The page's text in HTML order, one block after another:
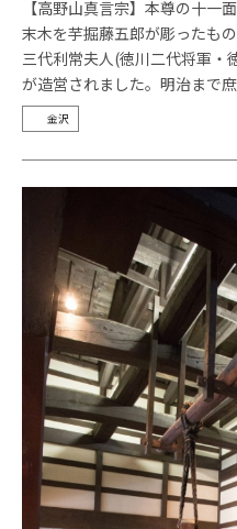
【高野山真言宗】本尊の十一
末木を芋掘藤五郎が彫ったも
三代利常夫人(徳川二代将軍・
が造営されました。明治まで
金沢